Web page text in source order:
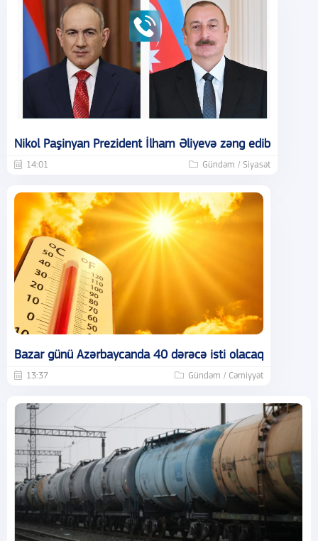
Nikol Paşinyan Prezident İlham Əliyevə zəng edib
14:01 Gündəm / Siyasət
Bazar günü Azərbaycanda 40 dərəcə isti olacaq
13:37 Gündəm / Cəmiyyət